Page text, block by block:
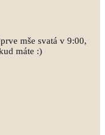
mše svatá v 9:00,
máte :)